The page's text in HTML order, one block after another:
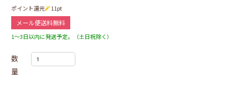
ポイント還元
11pt
メール便送料無料
1～3日以内に発送予定。（土日祝除く）
数
量